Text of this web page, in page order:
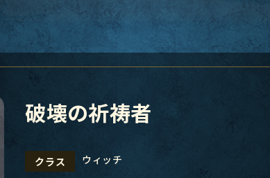
破壊の祈祷者
クラス ウィッチ